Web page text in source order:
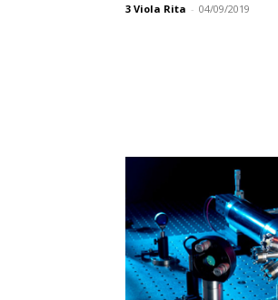
3 Viola Rita - 04/09/2019